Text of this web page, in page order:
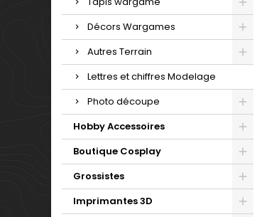
Décors Wargames
Autres Terrain
Lettres et chiffres Modelage
Photo découpe
Hobby Accessoires
Boutique Cosplay
Grossistes
Imprimantes 3D